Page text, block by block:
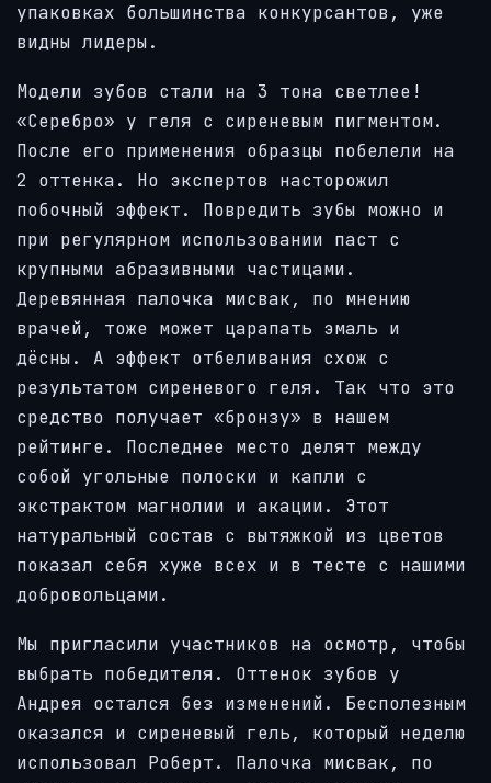
упаковках большинства конкурсантов, уже
видны лидеры.
Модели зубов стали на 3 тона светлее!
«Серебро» у геля с сиреневым пигментом.
После его применения образцы побелели на
2 оттенка. Но экспертов насторожил
побочный эффект. Повредить зубы можно и
при регулярном использовании паст с
крупными абразивными частицами.
Деревянная палочка мисвак, по мнению
врачей, тоже может царапать эмаль и
дёсны. А эффект отбеливания схож с
результатом сиреневого геля. Так что это
средство получает «бронзу» в нашем
рейтинге. Последнее место делят между
собой угольные полоски и капли с
экстрактом магнолии и акации. Этот
натуральный состав с вытяжкой из цветов
показал себя хуже всех и в тесте с нашими
добровольцами.
Мы пригласили участников на осмотр, чтобы
выбрать победителя. Оттенок зубов у
Андрея остался без изменений. Бесполезным
оказался и сиреневый гель, который неделю
использовал Роберт. Палочка мисвак, по